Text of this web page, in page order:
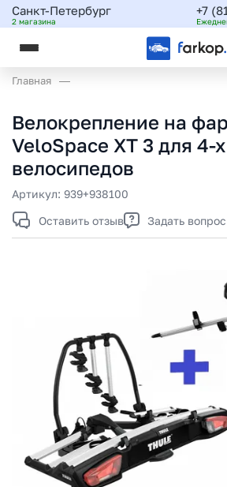
Санкт-Петербург
2 магазина
+7
Главная
Велокрепление на
VeloSpace XT 3 для 4-х
велосипедов
Артикул: 939+938100
Оставить отзыв
Задать вопрос